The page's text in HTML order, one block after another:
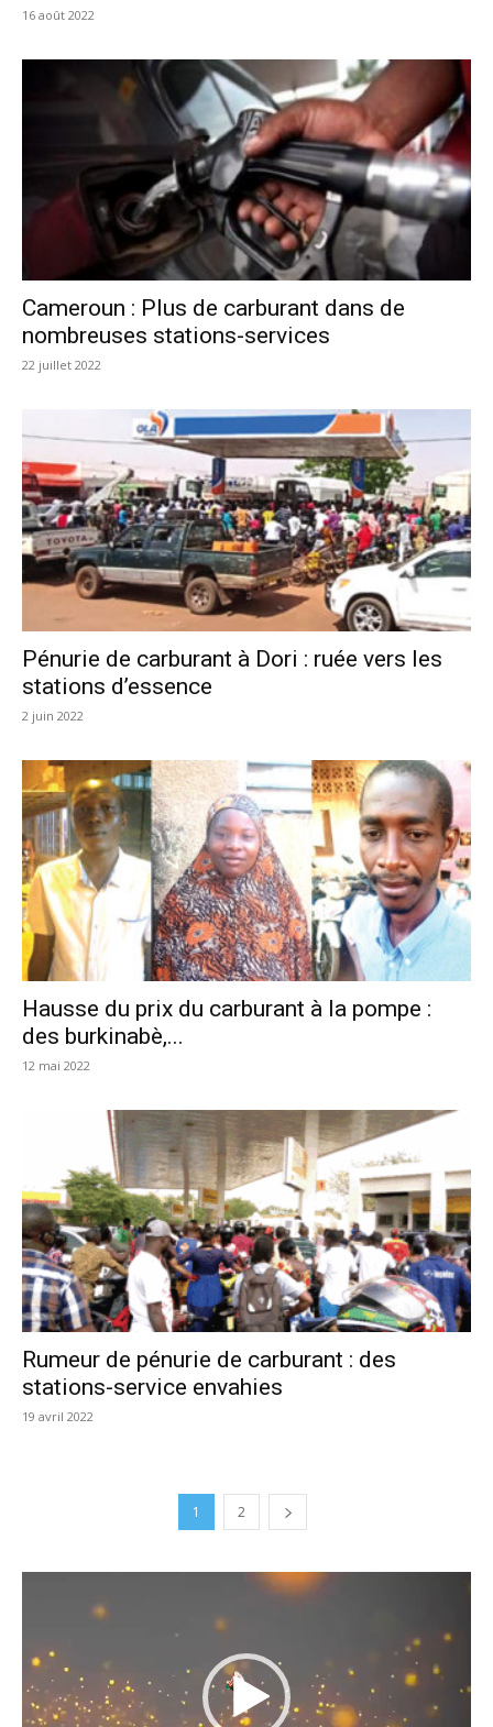
16 août 2022
Cameroun : Plus de carburant dans de
nombreuses stations-services
22 juillet 2022
Pénurie de carburant à Dori : ruée vers les
stations d’essence
2 juin 2022
Hausse du prix du carburant à la pompe :
des burkinabè,...
12 mai 2022
Rumeur de pénurie de carburant : des
stations-service envahies
19 avril 2022
1 2